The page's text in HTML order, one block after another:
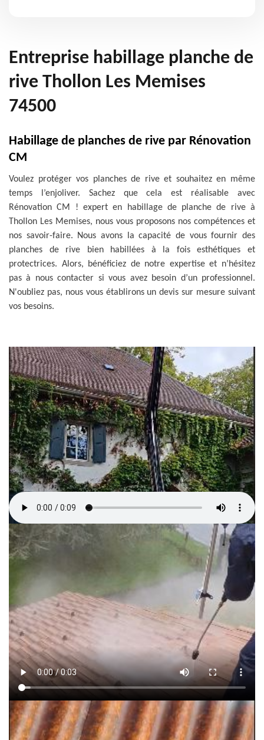
Entreprise habillage planche de
rive Thollon Les Memises
74500
Habillage de planches de rive par Rénovation
CM
Voulez protéger vos planches de rive et souhaitez en même
temps l’enjoliver. Sachez que cela est réalisable avec
Rénovation CM ! expert en habillage de planche de rive à
Thollon Les Memises, nous vous proposons nos compétences et
nos savoir-faire. Nous avons la capacité de vous fournir des
planches de rive bien habillées à la fois esthétiques et
protectrices. Alors, bénéficiez de notre expertise et n’hésitez
pas à nous contacter si vous avez besoin d’un professionnel.
N'oubliez pas, nous vous établirons un devis sur mesure suivant
vos besoins.